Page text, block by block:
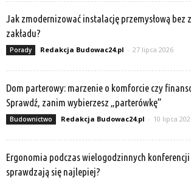
Jak zmodernizować instalację przemysłową bez
zakładu?
Porady Redakcja Budowac24.pl - 27 lipca 2026
Dom parterowy: marzenie o komforcie czy
Sprawdź, zanim wybierzesz „parterówkę”
Budownictwo Redakcja Budowac24.pl - 10 lipca
Ergonomia podczas wielogodzinnych konferencji
sprawdzają się najlepiej?